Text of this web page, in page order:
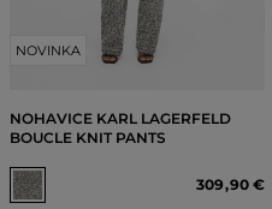
NOVINKA
NOHAVICE KARL LAGERFELD
BOUCLE KNIT PANTS
309,90 €